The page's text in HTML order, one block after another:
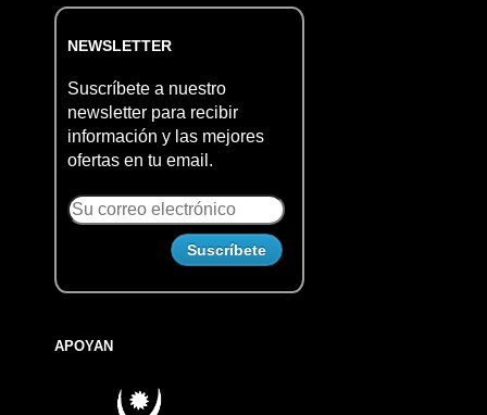
NEWSLETTER
Suscríbete a nuestro
newsletter para recibir
información y las mejores
ofertas en tu email.
APOYAN